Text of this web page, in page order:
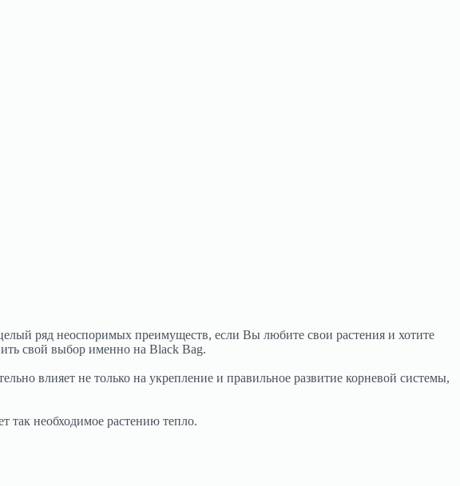
ряд неоспоримых преимуществ, если Вы любите свои растения и хотите
свой выбор именно на Black Bag.
влияет не только на укрепление и правильное развитие корневой системы,
так необходимое растению тепло.